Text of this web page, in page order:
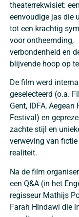
theaterrekwisiet: een
eenvoudige jas die
tot een krachtig
voor ontheemding,
verbondenheid en
blijvende hoop op
De film werd
geselecteerd (o.a.
Gent, IDFA, Aegean
Festival) en
zachte stijl en
verweving van fictie
realiteit.
Na de film
een Q&A (in het
regisseur Mathijs
Farah Hindawi die